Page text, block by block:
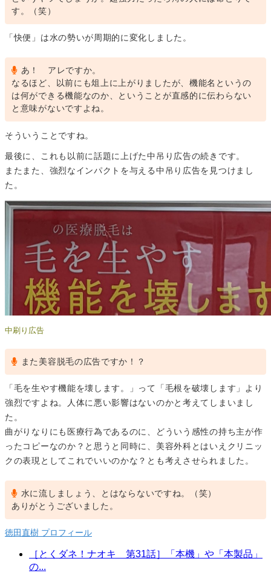
す。（笑）
「快便」は水の勢いが周期的に変化しました。
あ！ アレですか。
なるほど、以前にも俎上に上がりましたが、機能名というの
は何ができる機能なのか、ということが直感的に伝わらない
と意味がないですよね。
そういうことですね。
最後に、これも以前に話題に上げた中吊り広告の続きです。
またまた、強烈なインパクトを与える中吊り広告を見つけまし
た。
中刷り広告
また美容脱毛の広告ですか！？
「毛を生やす機能を壊します。」って「毛根を破壊します」より
強烈ですよね。人体に悪い影響はないのかと考えてしまいまし
た。
曲がりなりにも医療行為であるのに、どういう感性の持ち主が作
ったコピーなのか？と思うと同時に、美容外科とはいえクリニッ
クの表現としてこれでいいのかな？とも考えさせられました。
水に流しましょう、とはならないですね。（笑）
ありがとうございました。
徳田直樹 プロフィール
［とくダネ！ナオキ 第31話］「本機」や「本製品」
の...